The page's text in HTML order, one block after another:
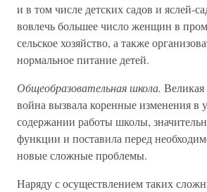
и в том числе детских садов и яслей-
вовлечь большее число женщин в
сельское хозяйство, а также
нормальное питание детей.
Общеобразовательная школа. Великая
война вызвала коренные изменения в
содержании работы школы,
функции и поставила перед
новые сложные проблемы.
Наряду с осуществлением таких